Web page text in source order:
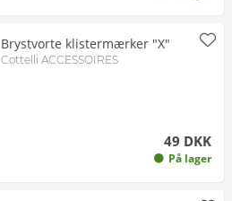
Brystvorte klistermærker "X"
Cottelli ACCESSOIRES
49 DKK
På lager